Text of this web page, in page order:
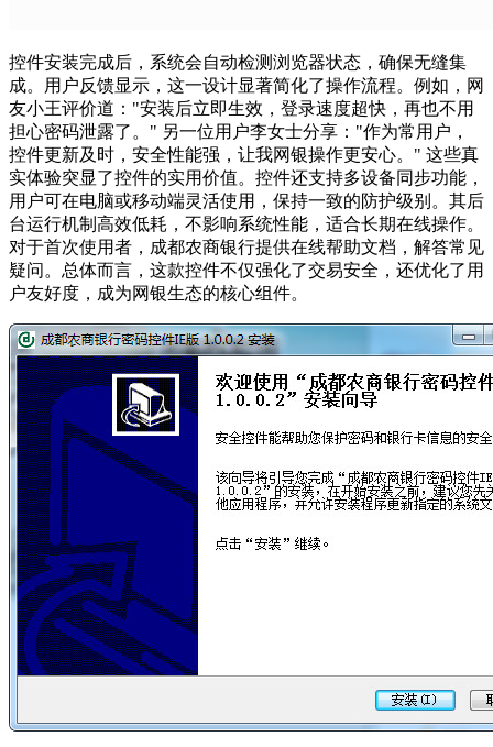
控件安装完成后，系统会自动检测浏览器状态，确保无缝集
成。用户反馈显示，这一设计显著简化了操作流程。例如，网
友小王评价道："安装后立即生效，登录速度超快，再也不用
担心密码泄露了。" 另一位用户李女士分享："作为常用户，
控件更新及时，安全性能强，让我网银操作更安心。" 这些真
实体验突显了控件的实用价值。控件还支持多设备同步功能，
用户可在电脑或移动端灵活使用，保持一致的防护级别。其后
台运行机制高效低耗，不影响系统性能，适合长期在线操作。
对于首次使用者，成都农商银行提供在线帮助文档，解答常见
疑问。总体而言，这款控件不仅强化了交易安全，还优化了用
户友好度，成为网银生态的核心组件。